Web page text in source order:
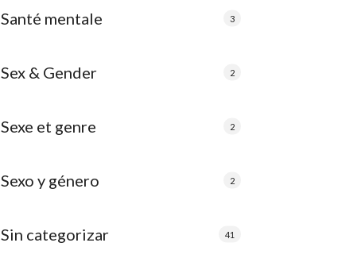
Santé mentale 3
Sex & Gender 2
Sexe et genre 2
Sexo y género 2
Sin categorizar 41